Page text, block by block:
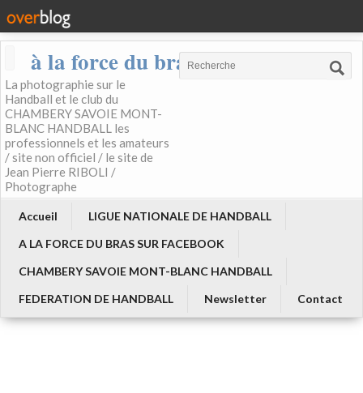
à la force du bras
La photographie sur le
Handball et le club du
CHAMBERY SAVOIE MONT-
BLANC HANDBALL les
professionnels et les amateurs
/ site non officiel / le site de
Jean Pierre RIBOLI /
Photographe
Accueil
LIGUE NATIONALE DE HANDBALL
A LA FORCE DU BRAS SUR FACEBOOK
CHAMBERY SAVOIE MONT-BLANC HANDBALL
FEDERATION DE HANDBALL
Newsletter Contact